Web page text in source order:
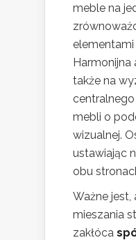
meble na
elementami
Harmonijna
także na
mebli o
wizualnej.
ustawiając
obu
Ważne jest,
mieszania
zakłóca